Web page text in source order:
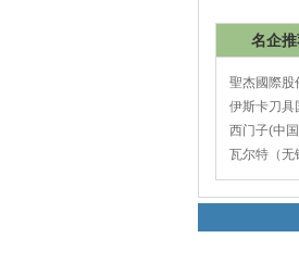
名企
聖杰國際股
伊斯卡刀具
海）有限公
西门子(中
瓦尔特（无